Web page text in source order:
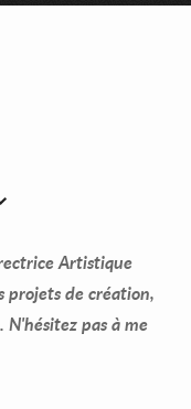
Artistique
projets de création,
pas à me